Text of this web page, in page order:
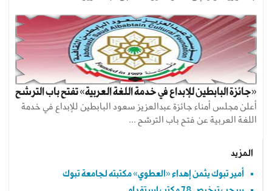
«جائزة البابطين للإبداع في خدمة اللغة العربية» تفتح باب الترشح
أعلن مجلس أمناء جائزة عبدالعزيز سعود البابطين للإبداع في خدمة
اللغة العربية عن فتح باب الترشح ...
المزيد
أمير تبوك يثمن إهداء «العطوي» مكتبته لجامعة تبوك